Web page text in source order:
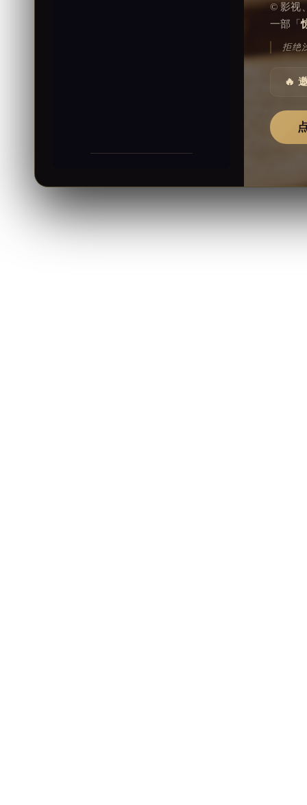
© 影视
一部「
拒绝
🔥